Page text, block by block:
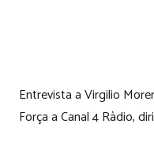
Entrevista a Virgilio
Força a Canal 4 Ràdio,